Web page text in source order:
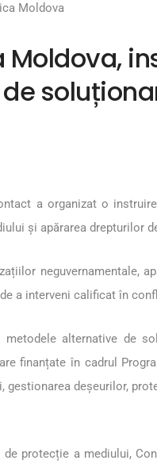
Moldova
Moldova,
a organizat o
și apărarea drepturilor
neguvernamentale,
a interveni calificat în
alternative de
finanțate în cadrul
deșeurilor,
protecție a mediului,